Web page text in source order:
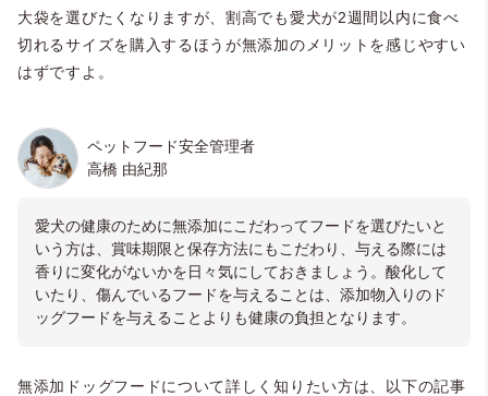
大袋を選びたくなりますが、割高でも愛犬が2週間以内に食べ
切れるサイズを購入するほうが無添加のメリットを感じやすい
はずですよ。
ペットフード安全管理者
高橋 由紀那
愛犬の健康のために無添加にこだわってフードを選びたいと
いう方は、賞味期限と保存方法にもこだわり、与える際には
香りに変化がないかを日々気にしておきましょう。酸化して
いたり、傷んでいるフードを与えることは、添加物入りのド
ッグフードを与えることよりも健康の負担となります。
無添加ドッグフードについて詳しく知りたい方は、以下の記事